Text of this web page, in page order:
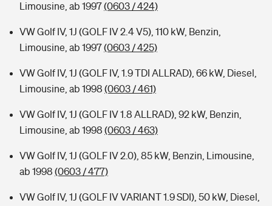
Limousine, ab 1997(0603 / 424)
VW Golf IV, 1J (GOLF IV 2.4 V5), 110 kW, Benzin,
Limousine, ab 1997(0603 / 425)
VW Golf IV, 1J (GOLF IV, 1.9 TDI ALLRAD), 66 kW, Diesel,
Limousine, ab 1998 (0603 / 461)
VW Golf IV, 1J (GOLF IV 1.8 ALLRAD), 92 kW, Benzin,
Limousine, ab 1998 (0603 / 463)
VW Golf IV, 1J (GOLF IV 2.0), 85 kW, Benzin, Limousine,
ab 1998 (0603 / 477)
VW Golf IV, 1J (GOLF IV VARIANT 1.9 SDI), 50 kW, Diesel,